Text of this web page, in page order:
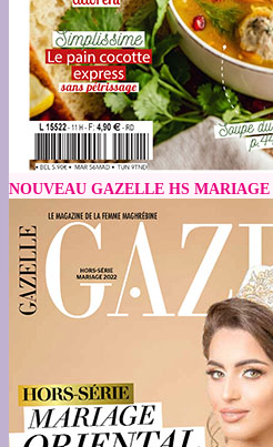
NOUVEAU GAZELLE HS